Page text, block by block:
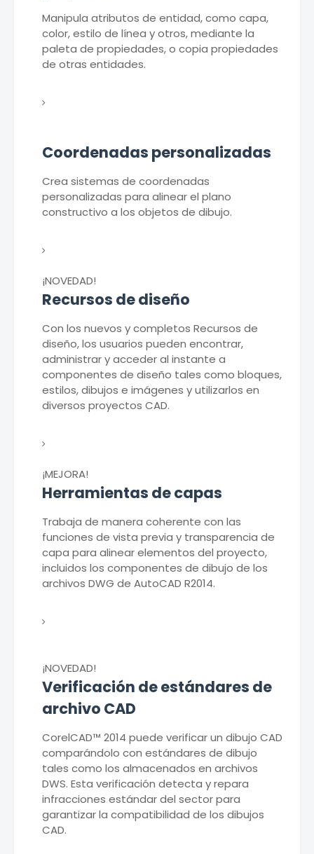
Manipula atributos de entidad, como capa,
color, estilo de línea y otros, mediante la
paleta de propiedades, o copia propiedades
de otras entidades.
Coordenadas personalizadas
Crea sistemas de coordenadas
personalizadas para alinear el plano
constructivo a los objetos de dibujo.
¡NOVEDAD!
Recursos de diseño
Con los nuevos y completos Recursos de
diseño, los usuarios pueden encontrar,
administrar y acceder al instante a
componentes de diseño tales como bloques,
estilos, dibujos e imágenes y utilizarlos en
diversos proyectos CAD.
¡MEJORA!
Herramientas de capas
Trabaja de manera coherente con las
funciones de vista previa y transparencia de
capa para alinear elementos del proyecto,
incluidos los componentes de dibujo de los
archivos DWG de AutoCAD R2014.
¡NOVEDAD!
Verificación de estándares de
archivo CAD
CorelCAD™ 2014 puede verificar un dibujo CAD
comparándolo con estándares de dibujo
tales como los almacenados en archivos
DWS. Esta verificación detecta y repara
infracciones estándar del sector para
garantizar la compatibilidad de los dibujos
CAD.